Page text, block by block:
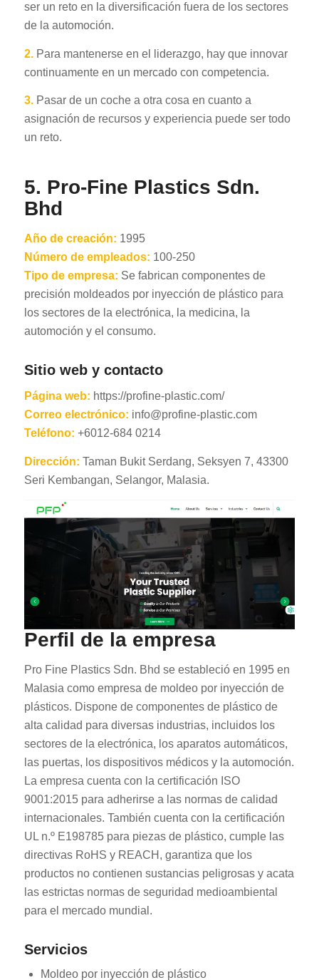
ser un reto en la diversificación fuera de los sectores
de la automoción.
2.Para mantenerse en el liderazgo, hay que innovar
continuamente en un mercado con competencia.
3. Pasar de un coche a otra cosa en cuanto a
asignación de recursos y experiencia puede ser todo
un reto.
5. Pro-Fine Plastics Sdn.
Bhd
Año de creación: 1995
Número de empleados: 100-250
Tipo de empresa: Se fabrican componentes de
precisión moldeados por inyección de plástico para
los sectores de la electrónica, la medicina, la
automoción y el consumo.
Sitio web y contacto
Página web: https://profine-plastic.com/
Correo electrónico: info@profine-plastic.com
Teléfono: +6012-684 0214
Dirección: Taman Bukit Serdang, Seksyen 7, 43300
Seri Kembangan, Selangor, Malasia.
Perfil de la empresa
Pro Fine Plastics Sdn. Bhd se estableció en 1995 en
Malasia como empresa de moldeo por inyección de
plásticos. Dispone de componentes de plástico de
alta calidad para diversas industrias, incluidos los
sectores de la electrónica, los aparatos automáticos,
las puertas, los dispositivos médicos y la automoción.
La empresa cuenta con la certificación ISO
9001:2015 para adherirse a las normas de calidad
internacionales. También cuenta con la certificación
UL n.º E198785 para piezas de plástico, cumple las
directivas RoHS y REACH, garantiza que los
productos no contienen sustancias peligrosas y acata
las estrictas normas de seguridad medioambiental
para el mercado mundial.
Servicios
Moldeo por inyección de plástico